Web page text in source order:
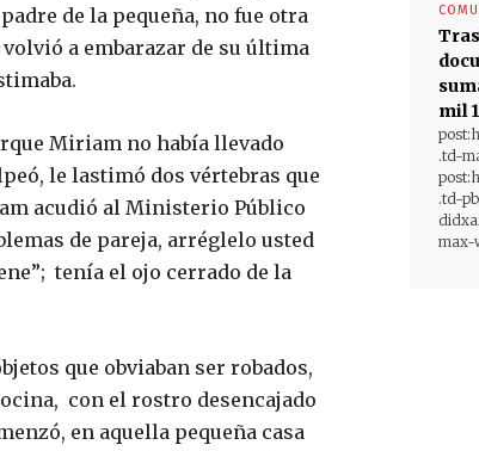
de la pequeña, no fue otra
a embarazar de su última
Miriam no había llevado
le lastimó dos vértebras que
acudió al Ministerio Público
de pareja, arréglelo usted
tenía el ojo cerrado de la
que obviaban ser robados,
con el rostro desencajado
en aquella pequeña casa
mil
.td-
.td-
max-